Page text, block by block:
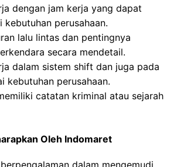
dengan jam kerja yang dapat
kebutuhan perusahaan.
lalu lintas dan pentingnya
secara mendetail.
dalam sistem shift dan juga pada
kebutuhan perusahaan.
catatan kriminal atau sejarah
Oleh Indomaret
dalam mengemudi